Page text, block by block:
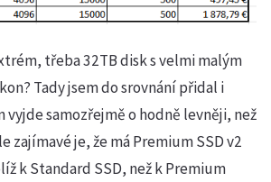
třeba 32TB disk s velmi malým
Tady jsem do srovnání přidal i
vyjde samozřejmě o hodně levněji, než
zajímavé je, že má Premium SSD v2
k Standard SSD, než k Premium